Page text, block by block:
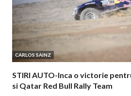
CARLOS SAINZ
STIRI AUTO-Inca o victorie
si Qatar Red Bull Rally Team